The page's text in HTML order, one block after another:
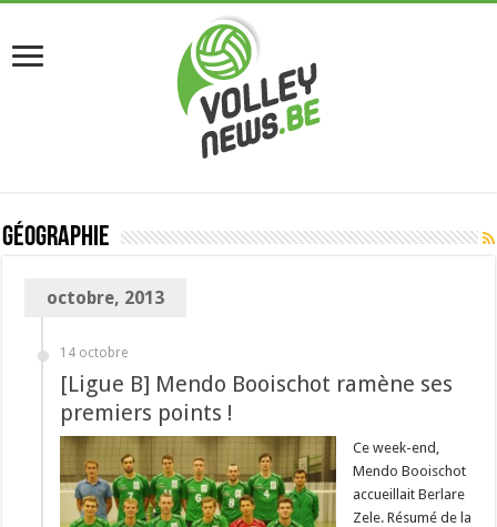
Géographie
octobre, 2013
14 octobre
[Ligue B] Mendo Booischot ramène ses
premiers points !
Ce week-end,
Mendo Booischot
accueillait Berlare
Zele. Résumé de la